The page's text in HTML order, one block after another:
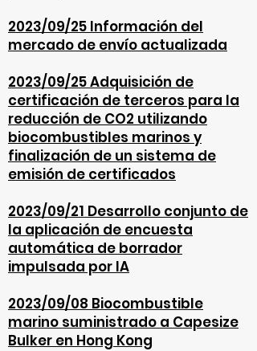
2023/09/25 Información del
mercado de envío actualizada
2023/09/25 Adquisición de
certificación de terceros para la
reducción de CO2 utilizando
biocombustibles marinos y
finalización de un sistema de
emisión de certificados
2023/09/21 Desarrollo conjunto de
la aplicación de encuesta
automática de borrador
impulsada por IA
2023/09/08 Biocombustible
marino suministrado a Capesize
Bulker en Hong Kong